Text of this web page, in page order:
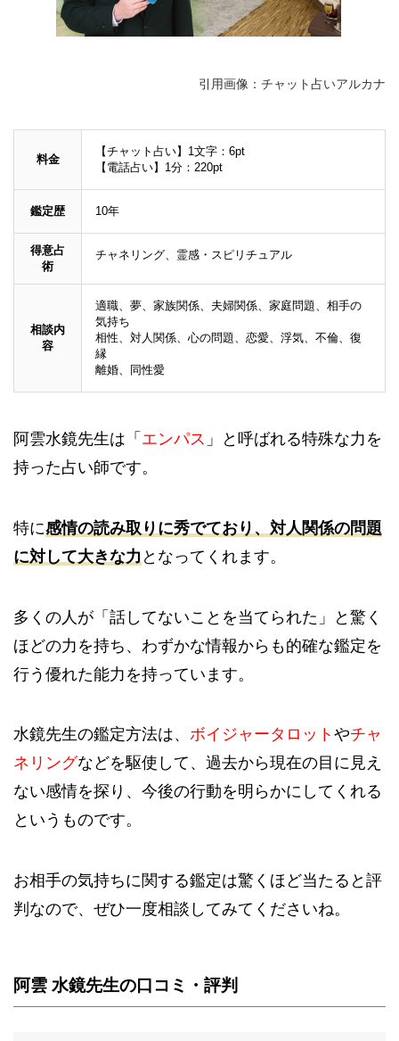
引用画像：チャット占いアルカナ
料金
【チャット占い】1文字：6pt
【電話占い】1分：220pt
鑑定歴 10年
得意占
術
チャネリング、霊感・スピリチュアル
相談内
容
適職、夢、家族関係、夫婦関係、家庭問題、相手の
気持ち
相性、対人関係、心の問題、恋愛、浮気、不倫、復
縁
離婚、同性愛
阿雲水鏡先生は「 エンパス 」と呼ばれる特殊な力を
持った占い師です。
特に感情の読み取りに秀でており、対人関係の問題
に対して大きな力 となってくれます。
多くの人が「話してないことを当てられた」と驚く
ほどの力を持ち、わずかな情報からも的確な鑑定を
行う優れた能力を持っています。
水鏡先生の鑑定方法は、 ボイジャータロット やチャ
ネリングなどを駆使して、過去から現在の目に見え
ない感情を探り、今後の行動を明らかにしてくれる
というものです。
お相手の気持ちに関する鑑定は驚くほど当たると評
判なので、ぜひ一度相談してみてくださいね。
阿雲 水鏡先生の口コミ・評判